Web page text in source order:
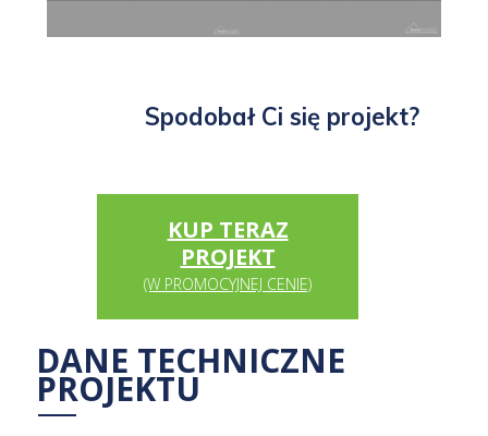
Spodobał Ci się projekt?
KUP TERAZ
PROJEKT
(W PROMOCYJNEJ CENIE)
DANE TECHNICZNE
PROJEKTU